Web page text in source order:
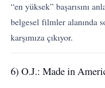
“en yüksek” başarısını
belgesel filmler alanında
karşımıza çıkıyor.
6) O.J.: Made in